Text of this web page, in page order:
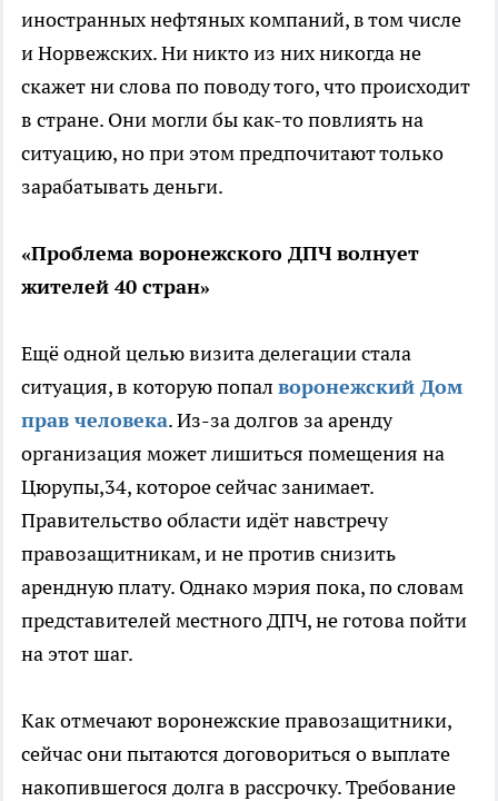
иностранных нефтяных компаний, в том числе
и Норвежских. Ни никто из них никогда не
скажет ни слова по поводу того, что происходит
в стране. Они могли бы как-то повлиять на
ситуацию, но при этом предпочитают только
зарабатывать деньги.
«Проблема воронежского ДПЧ волнует
жителей 40 стран»
Ещё одной целью визита делегации стала
ситуация, в которую попал воронежский Дом
прав человека. Из-за долгов за аренду
организация может лишиться помещения на
Цюрупы,34, которое сейчас занимает.
Правительство области идёт навстречу
правозащитникам, и не против снизить
арендную плату. Однако мэрия пока, по словам
представителей местного ДПЧ, не готова пойти
на этот шаг.
Как отмечают воронежские правозащитники,
сейчас они пытаются договориться о выплате
накопившегося долга в рассрочку. Требование